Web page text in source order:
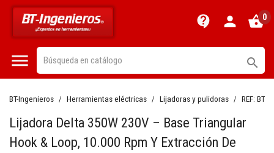
contact_support person shopping_basket0
 
BT-Ingenieros Herramientas eléctricas Lijadoras y pulidoras REF:
Lijadora Delta 350W 230V – Base Triangular
Hook & Loop, 10.000 Rpm Y Extracción De